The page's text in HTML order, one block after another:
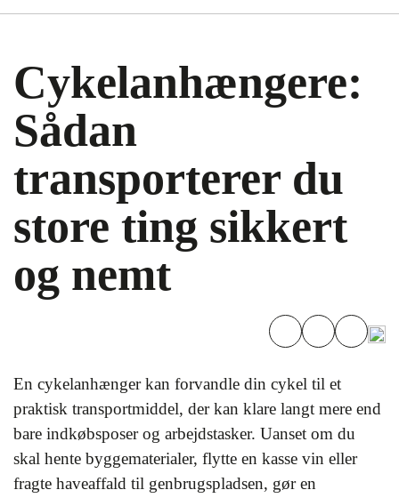
Cykelanhængere:
Sådan
transporterer du
store ting sikkert
og nemt
En cykelanhænger kan forvandle din cykel til et
praktisk transportmiddel, der kan klare langt mere end
bare indkøbsposer og arbejdstasker. Uanset om du
skal hente byggematerialer, flytte en kasse vin eller
fragte haveaffald til genbrugspladsen, gør en